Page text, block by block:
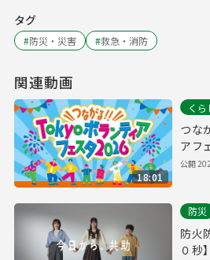
タグ
#防災・災害 #救急・消防
関連動画
18:01
く
つな
アフ
ト版
公開
防災
防火
０秒】